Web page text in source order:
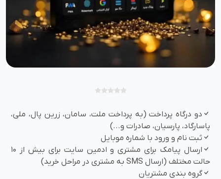
دو درگاه پرداخت (به پرداخت ملت، سامان، زرین پال، ملی،
پاسارگاد، پارسیان، صادرات و...)
ثبت نام و ورود با شماره موبایل
ارسال پیامک برای مشتری و ادمین سایت برای بیش از 10
حالت مختلف (ارسال SMS به مشتری در مراحل خرید)
گروه بندی مشتریان